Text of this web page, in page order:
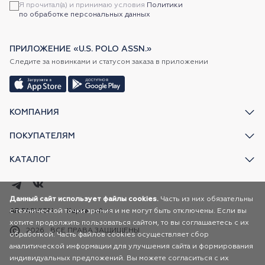
КОМПАНИЯ
ПОКУПАТЕЛЯМ
КАТАЛОГ
Я прочитал(а) и принимаю условия Политики
по обработке персональных данных
ПРИЛОЖЕНИЕ «U.S. POLO ASSN.»
Следите за новинками и статусом заказа в приложении
2026 ВСЕ ПРАВА ЗАЩИЩЕНЫ
AR FASHION Карта сайта
Данный сайт использует файлы cookies. Часть из них обязательны
с технической точки зрения и не могут быть отключены. Если вы
хотите продолжить пользоваться сайтом, то вы соглашаетесь с их
обработкой. Часть файлов cookies осуществляет сбор
аналитической информации для улучшения сайта и формирования
индивидуальных предложений. Вы можете согласиться с их